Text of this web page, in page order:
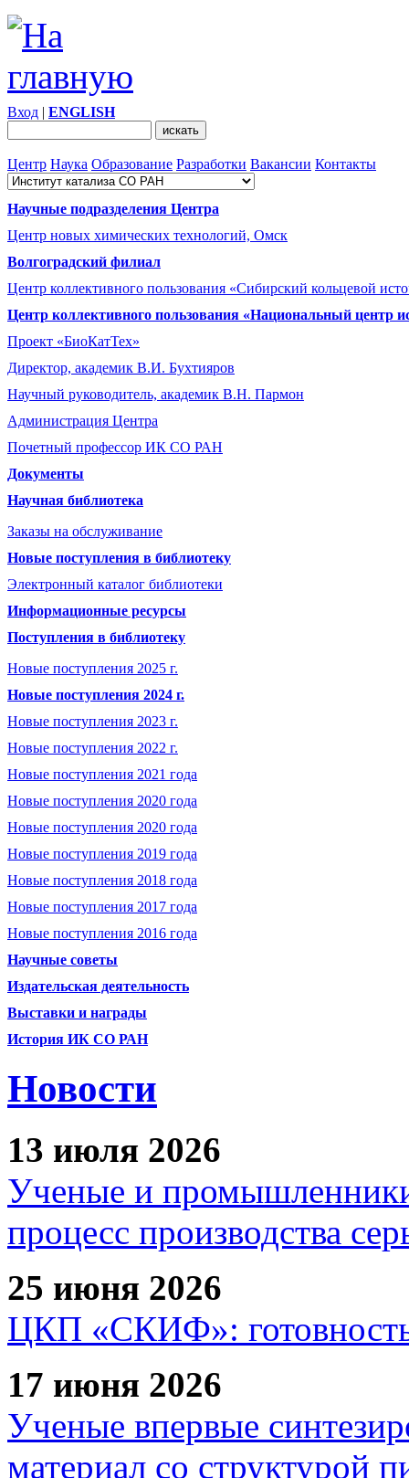
Вход | ENGLISH
Центр Наука Образование Разработки Вакансии Контакты
Научные подразделения Центра
Центр новых химических технологий, Омск
Волгоградский филиал
Центр коллективного пользования «Сибирский кольцевой
Центр коллективного пользования «Национальный центр
Проект «БиоКатТех»
Директор, академик В.И. Бухтияров
Научный руководитель, академик В.Н. Пармон
Администрация Центра
Почетный профессор ИК СО РАН
Документы
Научная библиотека
Заказы на обслуживание
Новые поступления в библиотеку
Электронный каталог библиотеки
Информационные ресурсы
Поступления в библиотеку
Новые поступления 2025 г.
Новые поступления 2024 г.
Новые поступления 2023 г.
Новые поступления 2022 г.
Новые поступления 2021 года
Новые поступления 2020 года
Новые поступления 2020 года
Новые поступления 2019 года
Новые поступления 2018 года
Новые поступления 2017 года
Новые поступления 2016 года
Научные советы
Издательская деятельность
Выставки и награды
История ИК СО РАН
Новости
13 июля 2026
Ученые и
процесс производства
25 июня 2026
ЦКП «СКИФ»: готовность
17 июня 2026
Ученые впервые
материал со структурой